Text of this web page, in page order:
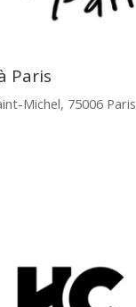
Paris
Michel, 75006 Paris